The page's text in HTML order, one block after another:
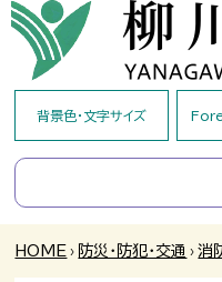
背景色・文字サイズ
HOME › 防災・防犯・交通 › 消